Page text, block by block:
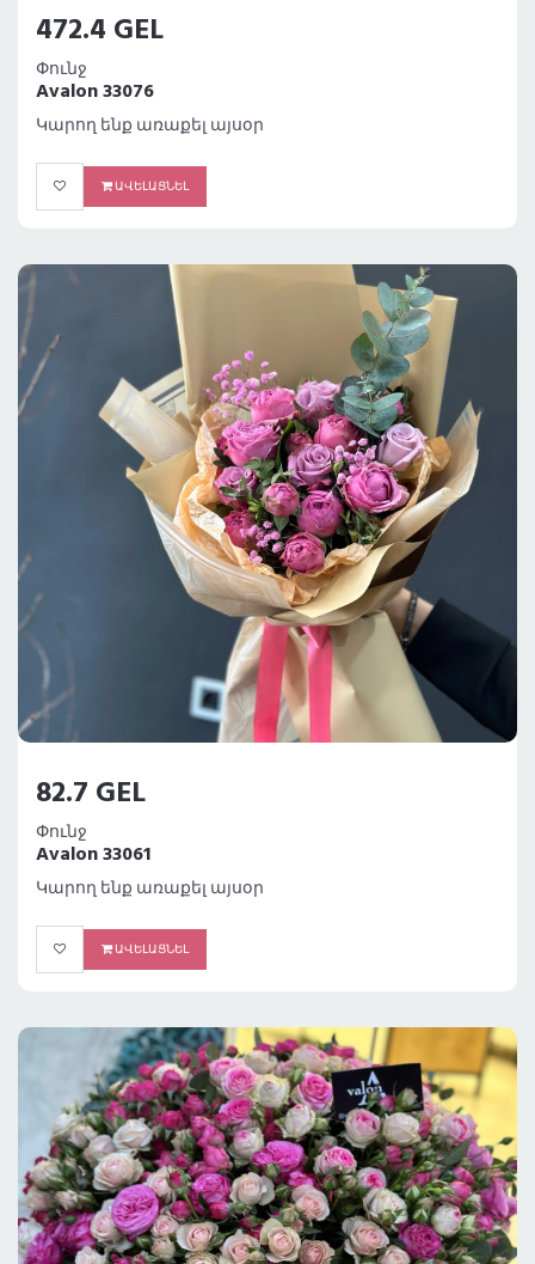
472.4 GEL
Փունջ
Avalon 33076
Կարող ենք առաքել այսօր
ԱՎԵԼԱՑՆԵԼ
82.7 GEL
Փունջ
Avalon 33061
Կարող ենք առաքել այսօր
ԱՎԵԼԱՑՆԵԼ